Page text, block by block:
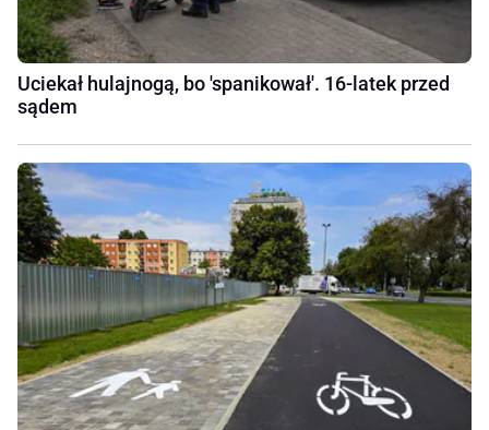
Uciekał hulajnogą, bo 'spanikował'. 16-latek przed
sądem